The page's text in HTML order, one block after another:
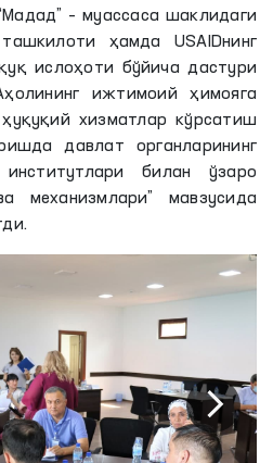
– муассаса шаклидаги
ҳамда USAIDнинг
ислоҳоти бўйича дастури
ижтимоий ҳимояга
хизматлар кўрсатиш
давлат органларининг
билан ўзаро
механизмлари” мавзусида